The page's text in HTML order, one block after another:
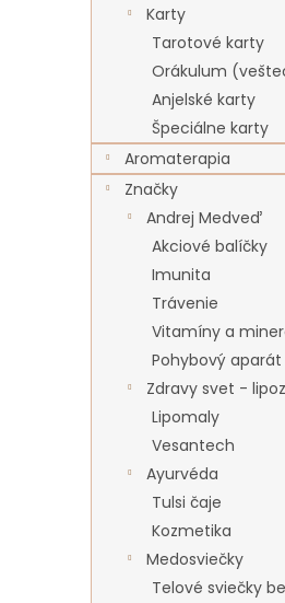
Karty
Tarotové karty
Orákulum
Anjelské karty
Špeciálne karty
Aromaterapia
Značky
Andrej Medveď
Akciové balíčky
Imunita
Trávenie
Vitamíny a
Pohybový aparát
Zdravy svet -
Lipomaly
Vesantech
Ayurvéda
Tulsi čaje
Kozmetika
Medosviečky
Telové sviečky